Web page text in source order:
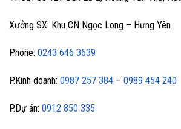
Xưởng SX: Khu CN Ngọc Long – Hưng Yên
Phone: 0243 646 3639
P.Kinh doanh: 0987 257 384 – 0989 454 240
P.Dự án: 0912 850 335